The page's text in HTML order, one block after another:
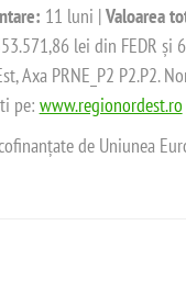
11 luni |Valoarea
lei din FEDR și
Axa PRNE_P2 P2.P2.
pe: www.regionordest.ro
de Uniunea